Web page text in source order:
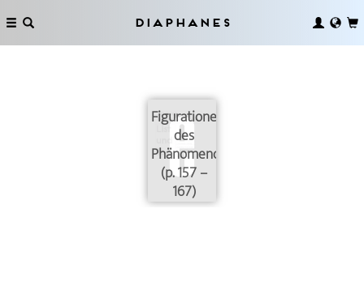
Diaphanes
Figurationen
des
Phänomenotechnischen
(p. 157 –
167)